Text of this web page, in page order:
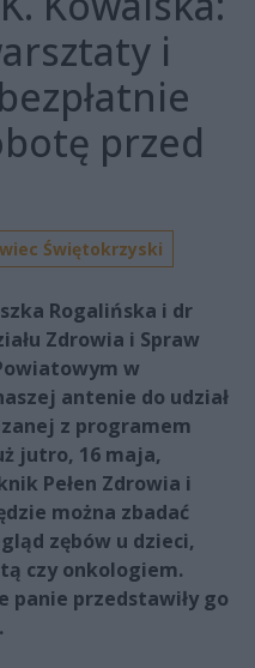
i
przed
Świętokrzyski
Rogalińska i dr
Zdrowia i Spraw
w
antenie do udział
z programem
jutro, 16 maja,
Pełen Zdrowia i
można zbadać
zębów u dzieci,
czy onkologiem.
panie przedstawiły go